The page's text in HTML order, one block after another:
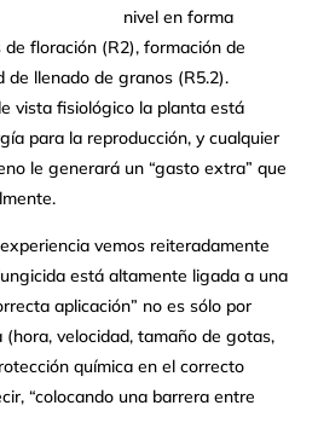
nivel en forma
floración (R2), formación de
de llenado de granos (R5.2).
vista fisiológico la planta está
para la reproducción, y cualquier
le generará un “gasto extra” que
vemos reiteradamente
está altamente ligada a una
aplicación” no es sólo por
velocidad, tamaño de gotas,
química en el correcto
“colocando una barrera entre